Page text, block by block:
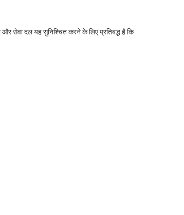
और सेवा दल यह सुनिश्चित करने के लिए प्रतिबद्ध है कि